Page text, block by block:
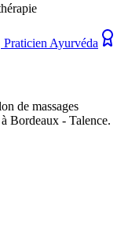
Praticien Ayurvéda
de massages
Bordeaux - Talence.